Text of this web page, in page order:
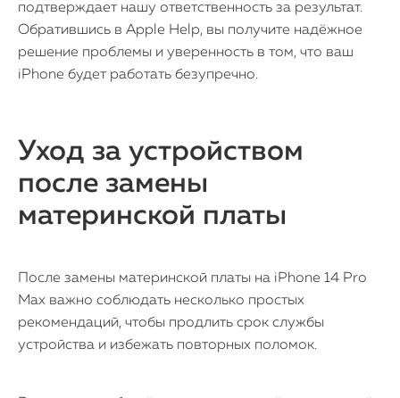
подтверждает нашу ответственность за результат.
Обратившись в Apple Help, вы получите надёжное
решение проблемы и уверенность в том, что ваш
iPhone будет работать безупречно.
Уход за устройством
после замены
материнской платы
После замены материнской платы на iPhone 14 Pro
Max важно соблюдать несколько простых
рекомендаций, чтобы продлить срок службы
устройства и избежать повторных поломок.